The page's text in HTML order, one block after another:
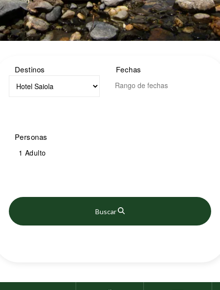
Destinos Fechas
Personas
1 Adulto
Buscar